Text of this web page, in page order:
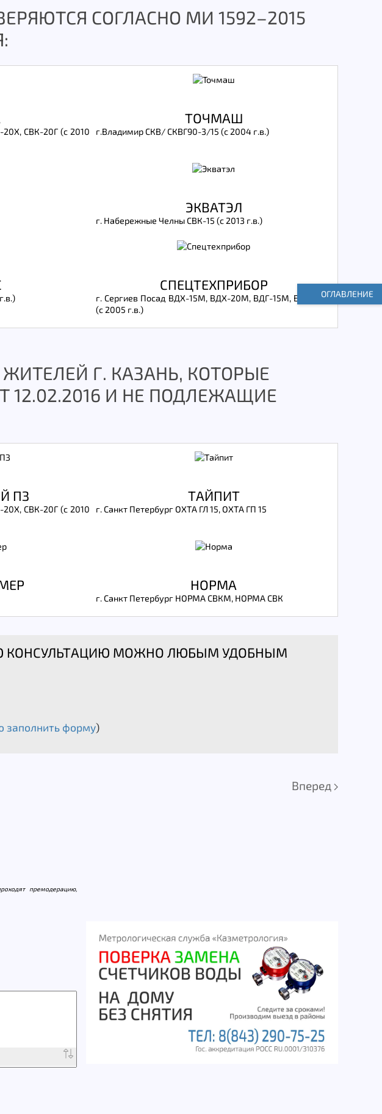
СОГЛАСНО МИ 1592–2015
20Х, СВК-20Г (с 2010
ТОЧМАШ
г.Владимир СКВ/ СКВГ90-3/15 (с 2004 г.в.)
ЭКВАТЭЛ
г. Набережные Челны СВК-15 (с 2013 г.в.)
СПЕЦТЕХПРИБОР
г. Сергиев Посад ВДХ-15М, ВДХ-20М, ВДГ-15М, ВДГ-20М
(с 2005 г.в.)
Г. КАЗАНЬ, КОТОРЫЕ
12.02.2016 И НЕ ПОДЛЕЖАЩИЕ
ПЗ
20Х, СВК-20Г (с 2010
ТАЙПИТ
г. Санкт Петербург ОХТА ГЛ 15, ОХТА ГП 15
НОРМА
г. Санкт Петербург НОРМА СВКМ, НОРМА СВК
КОНСУЛЬТАЦИЮ МОЖНО ЛЮБЫМ УДОБНЫМ
заполнить форму)
Вперед
премодерацию,
ОГЛАВЛЕНИЕ